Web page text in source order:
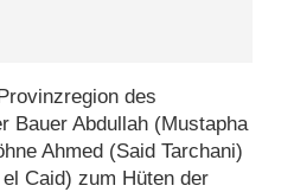
des
Bauer Abdullah (Mustapha
Ahmed (Said Tarchani)
Caid) zum Hüten der